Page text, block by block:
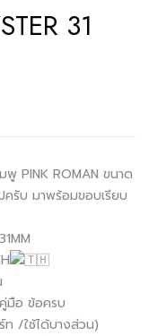
31
พู PINK ROMAN ขนาด
รับ มาพร้อมขอบเรียบ
มือ ข้อครบ
/ใช้ได้บางส่วน)